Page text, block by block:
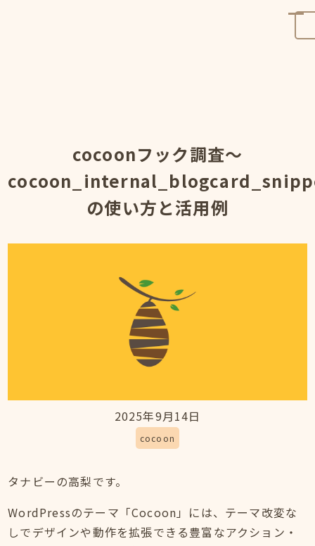
cocoonフック調査～
の使い方と活用例
2025年9月14日
cocoon
タナビーの高梨です。
WordPressのテーマ「Cocoon」には、テーマ改変な
しでデザインや動作を拡張できる豊富なアクション・